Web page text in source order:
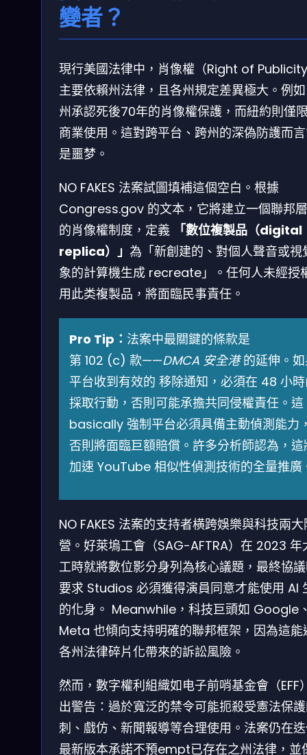
變者？
現行美國法律中，肖像權（Right of
主要依賴州法律，且各州規定差異極大。例
州承認死後70年的肖像權保護，而紐約則僅
商業使用。這對跨平台、跨州的深偽防護而
是噩梦。
NO FAKES 法案試圖填補這個空白。根據
Congress.gov 的文本，它將建立一個聯邦
的肖像權制度，定義
「數位複製品（digital
replica）」 為「新創建的、對個人聲音或視
象的計算機生成 recreate」。任何人未經授
用此类複製品，將面臨民事責任。
Pro Tip： 法案中最關鍵的條款是
第 102 (c) 款——DMCA 安全港的延伸。
平台收到有效的 移除通知，必須在 48 小
採取行動，否則可能承擔共同侵權責任。這
basically 強制平台必須具備主動偵測能力
否則將面臨巨額賠償。許多分析師認為，這
加速 YouTube 相似性偵測技術的全量推廣
NO FAKES 法案的支持者横跨娛樂與科技兩大
營。好萊塢工會（SAG-AFTRA）在 2023 年
工時就將數位影分身列為核心議題，最終協
要求 Studios 必須獲得演員同意才能使用 AI
的化身。 Meanwhile，科技巨頭如 Google
Meta 也傾向支持明確的聯邦框架，因為這能
各州法律碎片化帶來的訴訟風險。
然而，數字權利組織如电子前哨基金會（EFF
出警告：過於寬泛的禁令可能扼殺受憲法保
刺、戲仿、新聞報導等合理使用。法案仍在
最新版本承諾不預empt已存在之州法律，並